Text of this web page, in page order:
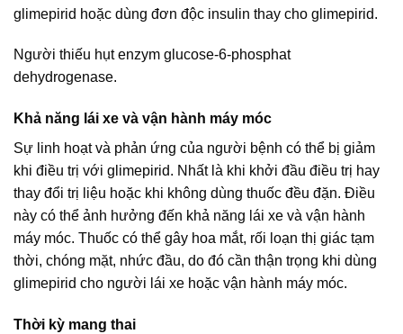
glimepirid hoặc dùng đơn độc insulin thay cho glimepirid.
Người thiếu hụt enzym glucose-6-phosphat
dehydrogenase.
Khả năng lái xe và vận hành máy móc
Sự linh hoạt và phản ứng của người bệnh có thể bị giảm
khi điều trị với glimepirid. Nhất là khi khởi đầu điều trị hay
thay đổi trị liệu hoặc khi không dùng thuốc đều đặn. Điều
này có thể ảnh hưởng đến khả năng lái xe và vận hành
máy móc. Thuốc có thể gây hoa mắt, rối loạn thị giác tạm
thời, chóng mặt, nhức đầu, do đó cần thận trọng khi dùng
glimepirid cho người lái xe hoặc vận hành máy móc.
Thời kỳ mang thai